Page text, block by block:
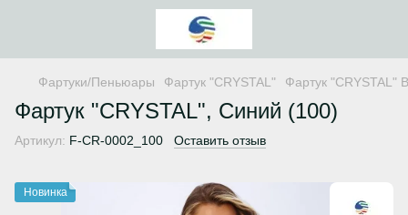
Фартуки/Пеньюары Фартук "CRYSTAL" Фартук "CRYSTAL"
Фартук "CRYSTAL", Синий (100)
Артикул: F-CR-0002_100 Оставить отзыв
Новинка